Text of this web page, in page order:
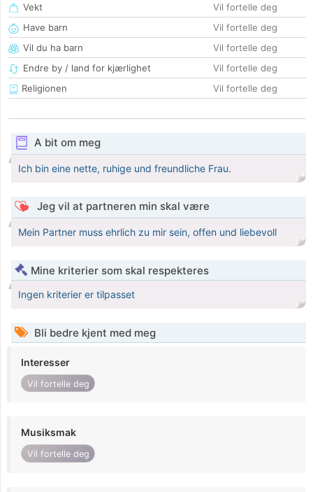
Vekt
Vil fortelle deg
Have barn
Vil fortelle deg
Vil du ha barn
Vil fortelle deg
Endre by / land for kjærlighet
Vil fortelle deg
Religionen
Vil fortelle deg
A bit om meg
Ich bin eine nette, ruhige und freundliche Frau.
Jeg vil at partneren min skal være
Mein Partner muss ehrlich zu mir sein, offen und liebevoll
Mine kriterier som skal respekteres
Ingen kriterier er tilpasset
Bli bedre kjent med meg
Interesser
Vil fortelle deg
Musiksmak
Vil fortelle deg